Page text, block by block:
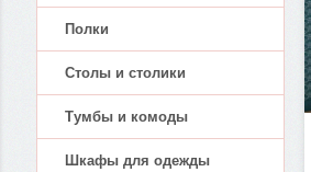
Полки
Столы и столики
Тумбы и комоды
Шкафы для одежды